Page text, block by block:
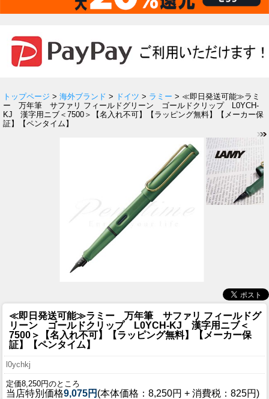
トップページ > 海外ブランド > ドイツ > ラミー > ≪即日発送可能≫ラミ
ー 万年筆 サファリ フィールドグリーン ゴールドクリップ L0YCH-
KJ 漢字用ニブ＜7500＞【名入れ不可】【ラッピング無料】【メーカー保
証】【ペンタイム】
≪即日発送可能≫ラミー 万年筆 サファリ フィールドグ
リーン ゴールドクリップ L0YCH-KJ 漢字用ニブ＜
7500＞【名入れ不可】【ラッピング無料】【メーカー保
証】【ペンタイム】
l0ychkj
定価8,250円のところ
当店特別価格9,075円 (本体価格：8,250円 + 消費税：825円)